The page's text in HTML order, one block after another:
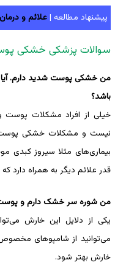
پیشنهاد مطالعه |علائم و
سوالات پزشکی خشکی
من خشکی پوست شدید دارم.
باشد؟
خیلی از افراد مشکلات پوست
نیست و مشکلات خشکی پوست
بیماری‌های مثلا سیروز
قدر علائم دیگر به همراه
من شوره سر خشک دارم و پوست
یکی از دلایل این خارش
می‌توانید از شامپوهای
خارش بهتر شود.